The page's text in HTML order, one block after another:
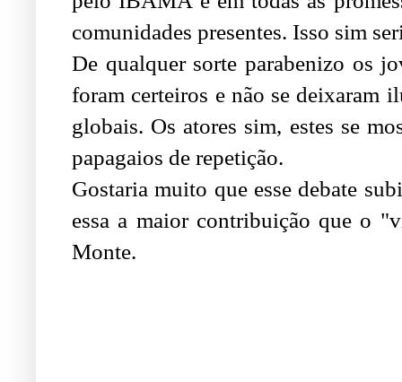
comunidades presentes. Isso sim
De qualquer sorte parabenizo os
foram certeiros e não se deixaram
globais. Os atores sim, estes se
papagaios de repetição.
Gostaria muito que esse debate
essa a maior contribuição que o
Monte.